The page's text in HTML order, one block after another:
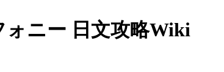
ニー 日文攻略Wiki